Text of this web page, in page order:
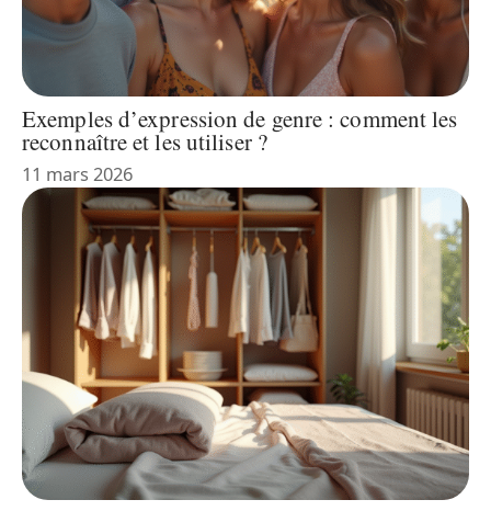
Exemples d’expression de genre : comment les
reconnaître et les utiliser ?
11 mars 2026